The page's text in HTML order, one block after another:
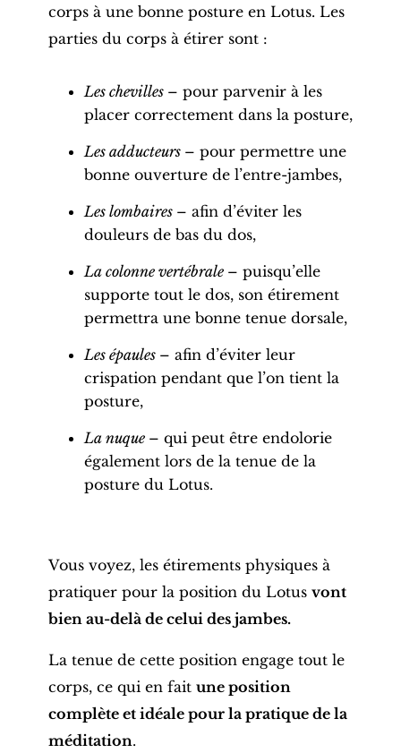
corps à une bonne postureen Lotus. Les
parties du corps à étirer sont :
Les chevilles – pour parvenir à les
placer correctement dans la posture,
Les adducteurs – pour permettre une
bonne ouverture de l’entre-jambes,
Les lombaires – afin d’éviter les
douleurs de bas du dos,
La colonne vertébrale – puisqu’elle
supporte tout le dos, son étirement
permettra une bonne tenue dorsale,
Les épaules – afin d’éviter leur
crispation pendant que l’on tient la
posture,
La nuque – qui peut être endolorie
également lors de la tenue de la
posturedu Lotus.
Vous voyez, les étirements physiques à
pratiquer pour la position du Lotus vont
bien au-delà de celui des jambes.
La tenue de cette position engage tout le
corps, ce qui en fait une position
complète et idéale pour la pratique de la
méditation.